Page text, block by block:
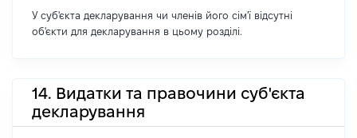
У суб'єкта декларування чи членів його сім'ї відсутні
об'єкти для декларування в цьому розділі.
14. Видатки та правочини суб'єкта
декларування